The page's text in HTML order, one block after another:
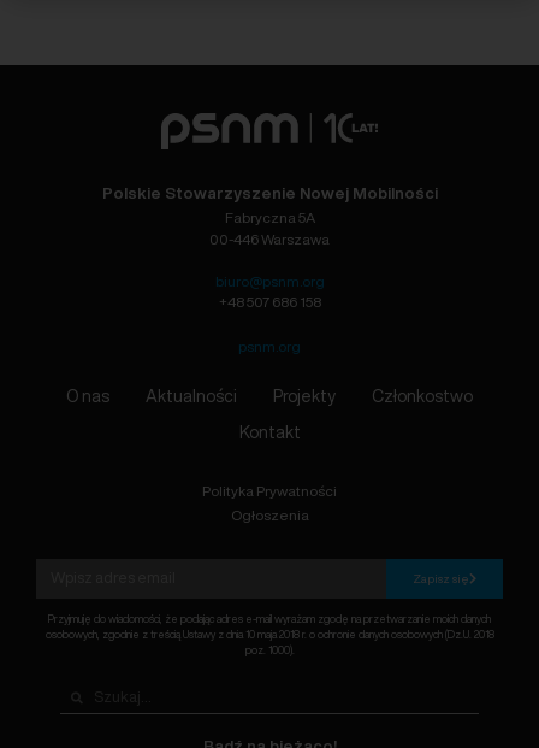
Polskie Stowarzyszenie Nowej Mobilności
Fabryczna 5A
00-446 Warszawa
biuro@psnm.org
+48 507 686 158
psnm.org
O nas Aktualności Projekty Członkostwo
Kontakt
Polityka Prywatności
Ogłoszenia
Zapisz się
Przyjmuję do wiadomości, że podając adres e-mail wyrażam zgodę na przetwarzanie moich danych
osobowych, zgodnie z treścią Ustawy z dnia 10 maja 2018 r. o ochronie danych osobowych (Dz.U. 2018
poz. 1000).